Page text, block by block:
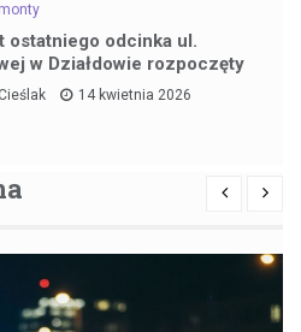
ostatniego odcinka ul.
w Działdowie rozpoczęty
14 kwietnia 2026